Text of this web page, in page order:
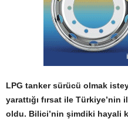
LPG tanker sürücü olmak
yarattığı fırsat ile
oldu. Bilici’nin şimdiki hayali